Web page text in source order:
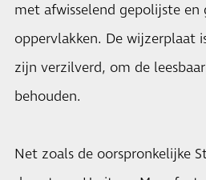
met afwisselend gepolijste en
oppervlakken. De wijzerplaat
zijn verzilverd, om de
behouden.
Net zoals de oorspronkelijke